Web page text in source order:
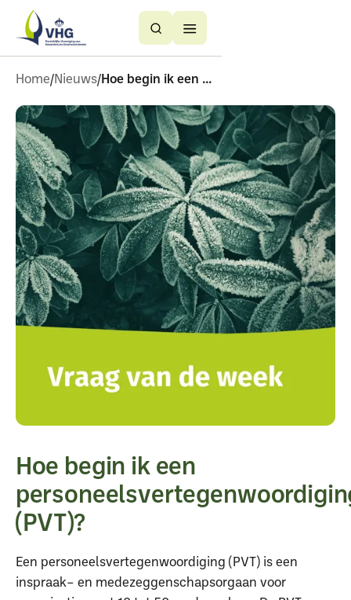
Button
Text
Button
Text
Home Nieuws Hoe begin ik een personeelsvertegenwoordiging pvt
Hoe begin ik een
(PVT)?
Een personeelsvertegenwoordiging (PVT) is een
inspraak– en medezeggenschapsorgaan voor